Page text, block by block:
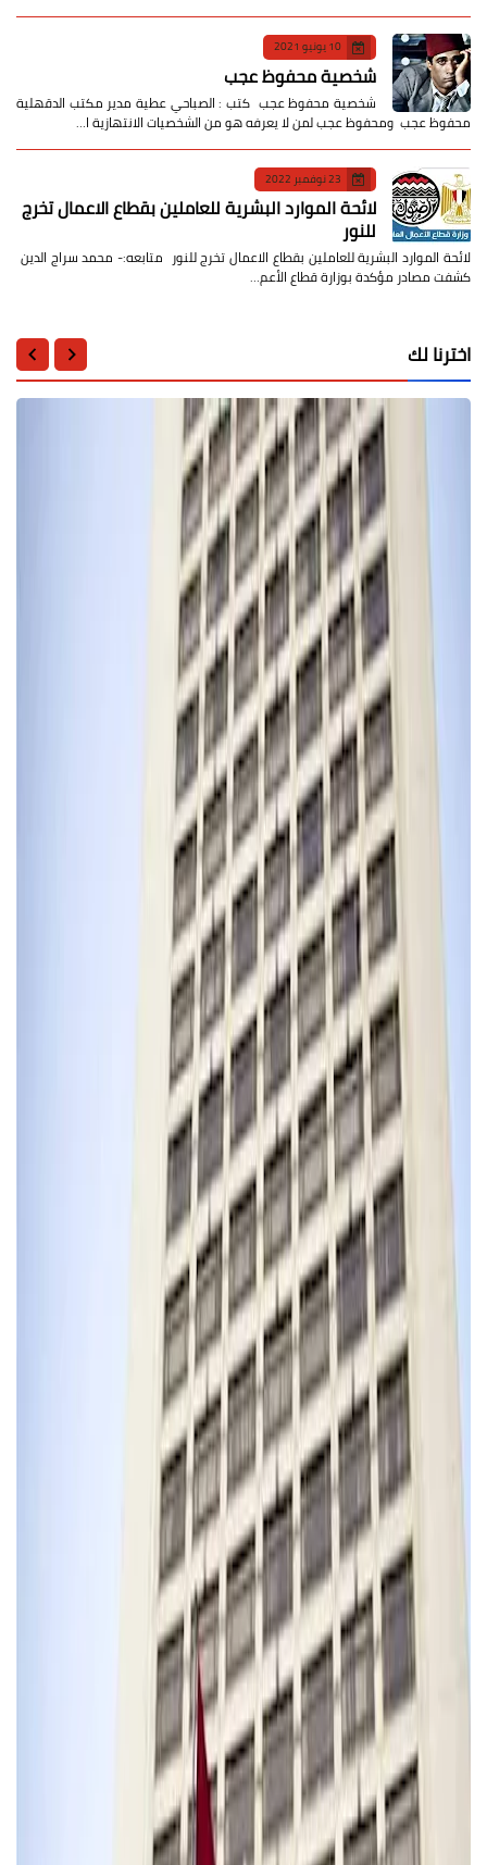
10 يونيو 2021
شخصية محفوظ عجب
شخصية محفوظ عجب كتب : الصباحي عطية مدير مكتب الدقهلية
محفوظ عجب ومحفوظ عجب لمن لا يعرفه هو من الشخصيات الانتهازية ا…
23 نوفمبر 2022
لائحة الموارد البشرية للعاملين بقطاع الاعمال تخرج
للنور
لائحة الموارد البشرية للعاملين بقطاع الاعمال تخرج للنور متابعه:- محمد سراج الدين
كشفت مصادر مؤكدة بوزارة قطاع الأعم…
اخترنا لك